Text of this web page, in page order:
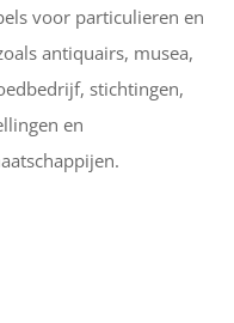
voor particulieren en
antiquairs, musea,
stichtingen,
en